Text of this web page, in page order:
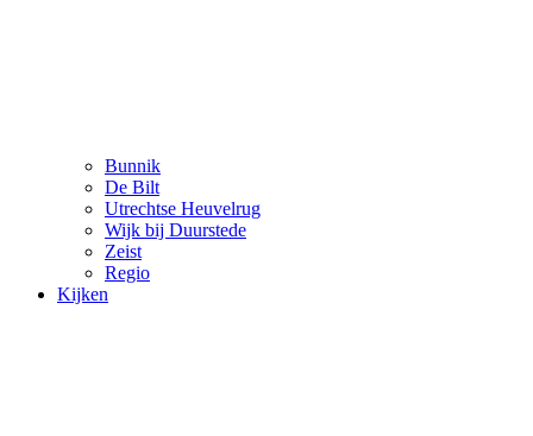
Bunnik
De Bilt
Utrechtse Heuvelrug
Wijk bij Duurstede
Zeist
Regio
Kijken